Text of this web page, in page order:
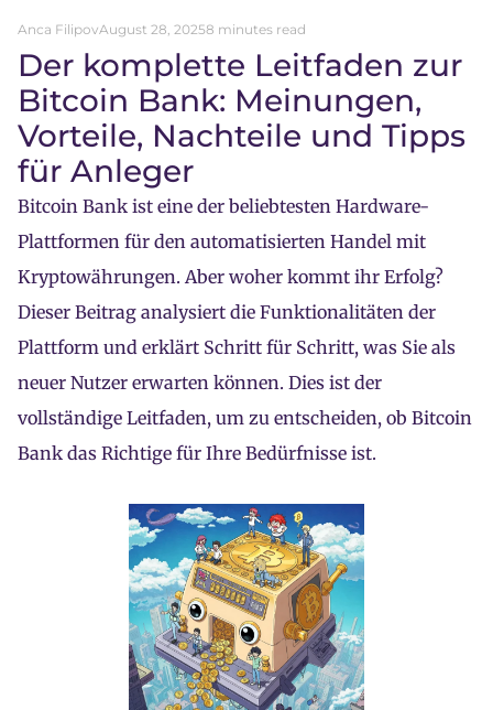
Anca FilipovAugust 28, 20258 minutes read
Der komplette Leitfaden zur
Bitcoin Bank: Meinungen,
Vorteile, Nachteile und Tipps
für Anleger
Bitcoin Bank ist eine der beliebtesten Hardware-
Plattformen für den automatisierten Handel mit
Kryptowährungen. Aber woher kommt ihr Erfolg?
Dieser Beitrag analysiert die Funktionalitäten der
Plattform und erklärt Schritt für Schritt, was Sie als
neuer Nutzer erwarten können. Dies ist der
vollständige Leitfaden, um zu entscheiden, ob Bitcoin
Bank das Richtige für Ihre Bedürfnisse ist.